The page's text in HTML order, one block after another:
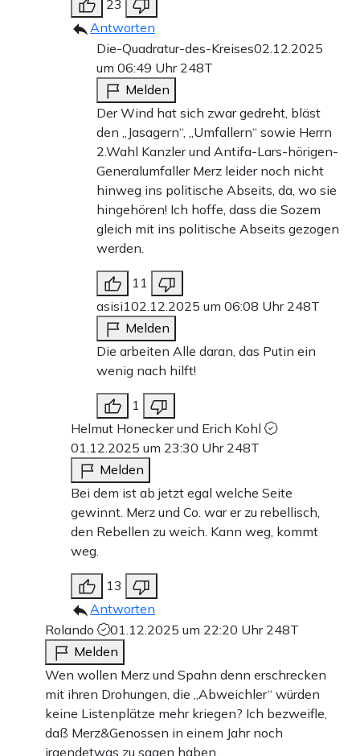
23
Antworten
Die-Quadratur-des-Kreises02.12.2025
um 06:49 Uhr 248T
Melden
Der Wind hat sich zwar gedreht, bläst
den „Jasagern“, „Umfallern“ sowie Herrn
2.Wahl Kanzler und Antifa-Lars-hörigen-
Generalumfaller Merz leider noch nicht
hinweg ins politische Abseits, da, wo sie
hingehören! Ich hoffe, dass die Sozem
gleich mit ins politische Abseits gezogen
werden.
11
asisi102.12.2025 um 06:08 Uhr 248T
Melden
Die arbeiten Alle daran, das Putin ein
wenig nach hilft!
1
Helmut Honecker und Erich Kohl
01.12.2025 um 23:30 Uhr 248T
Melden
Bei dem ist ab jetzt egal welche Seite
gewinnt. Merz und Co. war er zu rebellisch,
den Rebellen zu weich. Kann weg, kommt
weg.
13
Antworten
Rolando
01.12.2025 um 22:20 Uhr 248T
Melden
Wen wollen Merz und Spahn denn erschrecken
mit ihren Drohungen, die „Abweichler“ würden
keine Listenplätze mehr kriegen? Ich bezweifle,
daß Merz&Genossen in einem Jahr noch
irgendetwas zu sagen haben.